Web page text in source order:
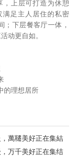
上层可打造为休憩
足主人居住的私密
；下层餐客厅一体，
动更自如。
的理想居所
萬韆美好正在集結
万千美好正在集结